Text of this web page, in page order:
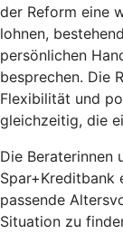
der Reform eine
lohnen,
persönlichen
besprechen. Die
Flexibilität und
gleichzeitig, die
Die Beraterinnen
Spar+Kreditbank
passende
Situation zu